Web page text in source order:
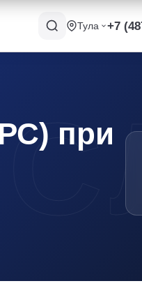
Тула +7
при